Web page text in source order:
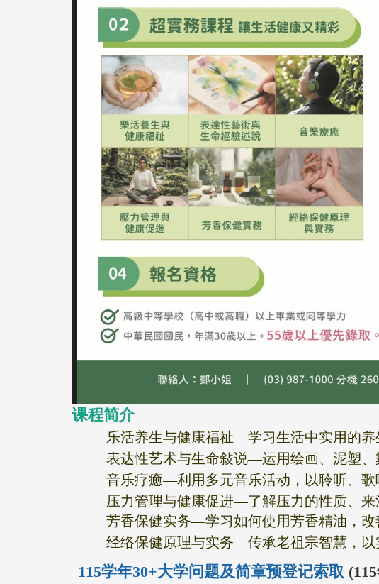
课程简介
乐活养生与健康福祉—学习生活中实用的养
表达性艺术与生命敍说—运用绘画、泥塑
音乐疗癒—利用多元音乐活动，以聆听、
压力管理与健康促进—了解压力的性质、来
芳香保健实务—学习如何使用芳香精油，改
经络保健原理与实务—传承老祖宗智慧，以
115学年30+大学问题及简章预登记索取